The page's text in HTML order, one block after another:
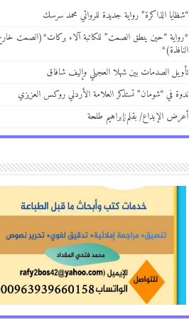
“شظايا الذاكرة” رواية جديدة للروائي محمد سرسك
*رواية “حين ينطق الصمت” للكاتبة آلاء بركات*(الصمت
النافذة)*
تأويل الصدمات بين شهلا العجيلي وإليف شافاق
ندوة في “شومان” تستذكر العلامة الأردني روكس العزيزي
أعرض الإبداع/ بقلم:إبراهيم طلحة